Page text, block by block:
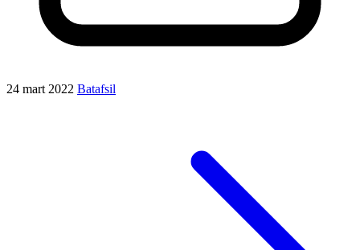
24 mart 2022 Batafsil